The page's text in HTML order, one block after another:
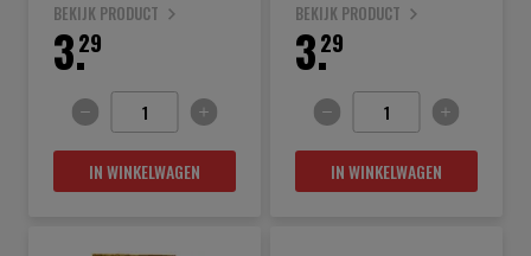
BEKIJK PRODUCT
29
3.
IN WINKELWAGEN
BEKIJK PRODUCT
29
3.
IN WINKELWAGEN